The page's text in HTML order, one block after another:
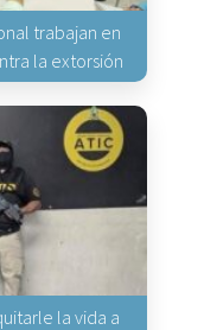
trabajan en
la extorsión
la vida a